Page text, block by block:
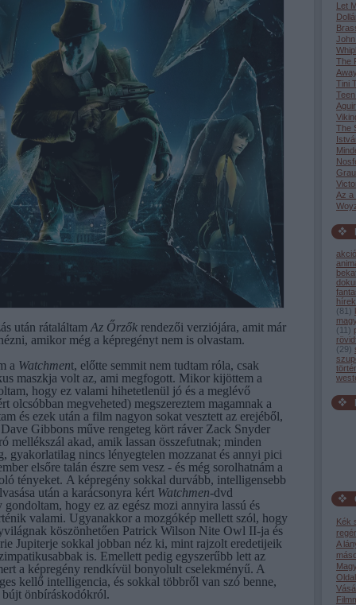
Let
The
Away
Tini
The
Az a
akció
hírek
(81 )
(11 )
(29)
Kék
A
Oldal
után rátaláltam Az Őrzők rendezői verziójára, amit már
amikor még a képregényt nem is olvastam.
a Watchment, előtte semmit nem tudtam róla, csak
maszkja volt az, ami megfogott. Mikor kijöttem a
hogy ez valami hihetetlenül jó és a meglévő
olcsóbban megveheted) megszereztem magamnak a
és ezek után a film nagyon sokat vesztett az erejéből,
Gibbons műve rengeteg kört ráver Zack Snyder
mellékszál akad, amik lassan összefutnak; minden
gyakorlatilag nincs lényegtelen mozzanat és annyi pici
elsőre talán észre sem vesz - és még sorolhatnám a
tényeket. A képregény sokkal durvább, intelligensebb
után a karácsonyra kért Watchmen-dvd
gondoltam, hogy ez az egész mozi annyira lassú és
valami. Ugyanakkor a mozgókép mellett szól, hogy
köszönhetően Patrick Wilson Nite Owl II-ja és
Jupiterje sokkal jobban néz ki, mint rajzolt eredetijeik
is. Emellett pedig egyszerűbb lett az
a képregény rendkívül bonyolult cselekményű. A
kellő intelligencia, és sokkal többről van szó benne,
önbíráskodókról.